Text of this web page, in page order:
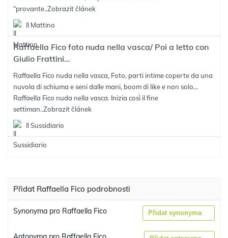
“provante..Zobrazit článek
Il Mattino
Raffaella Fico foto nuda nella vasca/ Poi a letto con
Giulio Frattini…
Raffaella Fico nuda nella vasca, Foto, parti intime coperte da una
nuvola di schiuma e seni dalle mani, boom di like e non solo…
Raffaella Fico nuda nella vasca. Inizia così il fine
settiman..Zobrazit článek
Il Sussidiario
Přidat Raffaella Fico podrobnosti
Synonyma pro Raffaella Fico Přidat synonyma